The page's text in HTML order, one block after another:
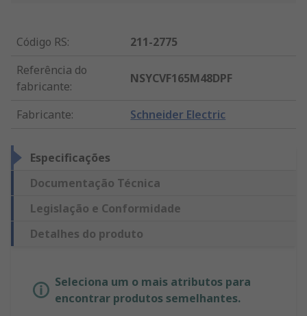
Código RS:
211-2775
Referência do
fabricante:
NSYCVF165M48DPF
Fabricante: Schneider Electric
Especificações
Documentação Técnica
Legislação e Conformidade
Detalhes do produto
Seleciona um o mais atributos para
encontrar produtos semelhantes.